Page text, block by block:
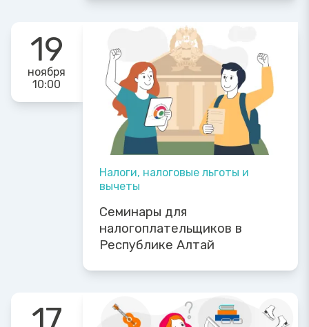
19
ноября
10:00
Налоги, налоговые льготы и
вычеты
Семинары для
налогоплательщиков в
Республике Алтай